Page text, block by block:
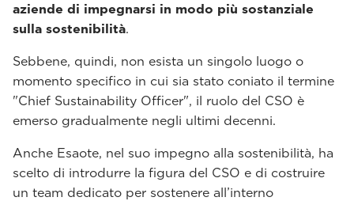
aziende di impegnarsi in modo più sostanziale
sulla sostenibilità.
Sebbene, quindi, non esista un singolo luogo o
momento specifico in cui sia stato coniato il termine
"Chief Sustainability Officer", il ruolo del CSO è
emerso gradualmente negli ultimi decenni.
Anche Esaote, nel suo impegno alla sostenibilità, ha
scelto di introdurre la figura del CSO e di costruire
un team dedicato per sostenere all’interno